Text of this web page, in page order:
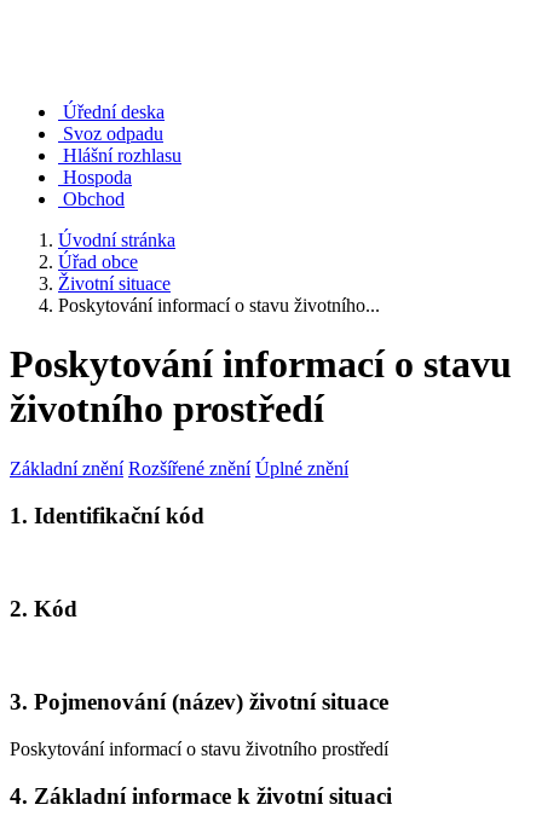
Úřední deska
Svoz odpadu
Hlášní rozhlasu
Hospoda
Obchod
Úvodní stránka
Úřad obce
Životní situace
Poskytování informací o stavu životního...
Poskytování informací o stavu
životního prostředí
Základní znění Rozšířené znění Úplné znění
1. Identifikační kód
2. Kód
3. Pojmenování (název) životní situace
Poskytování informací o stavu životního prostředí
4. Základní informace k životní situaci